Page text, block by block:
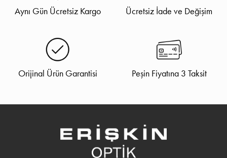
Aynı Gün Ücretsiz Kargo Ücretsiz İade ve Değişim
Orijinal Ürün Garantisi Peşin Fiyatına 3 Taksit